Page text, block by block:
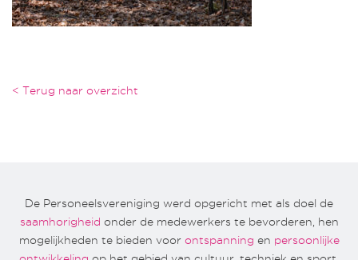
< Terug naar overzicht
De Personeelsvereniging werd opgericht met als doel de
saamhorigheid onder de medewerkers te bevorderen, hen
mogelijkheden te bieden voor ontspanning en persoonlijke